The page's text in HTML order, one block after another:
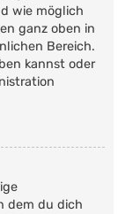
wie möglich
ganz oben in
Bereich.
kannst oder
dem du dich